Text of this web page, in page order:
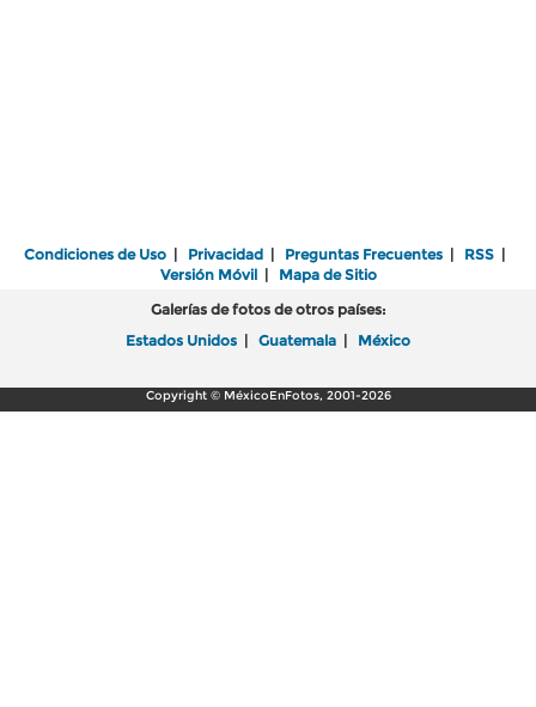
Condiciones de Uso Privacidad Preguntas Frecuentes RSS
Versión Móvil| Mapa de Sitio
Galerías de fotos de otros países:
Estados Unidos
Guatemala México
Copyright © MéxicoEnFotos, 2001-2026